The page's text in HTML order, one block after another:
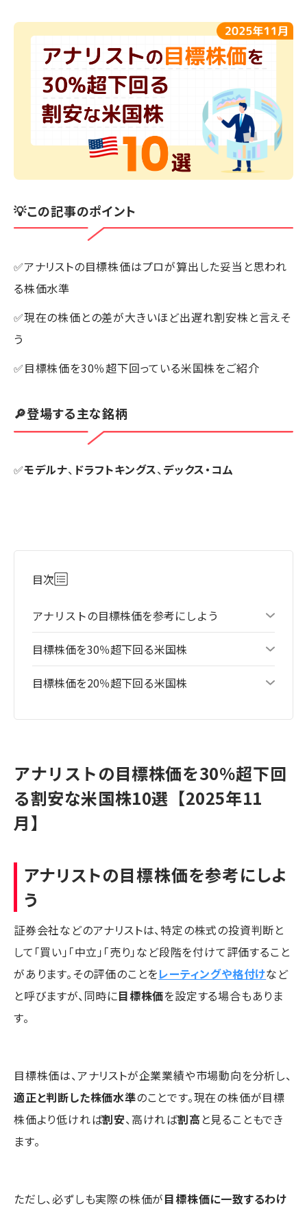
💡この記事のポイント
✅アナリストの目標株価はプロが算出した妥当と思われ
る株価水準
✅現在の株価との差が大きいほど出遅れ割安株と言えそ
う
✅目標株価を30％超下回っている米国株をご紹介
🔎登場する主な銘柄
✅モデルナ、 ドラフトキングス、デックス・コム
目次
アナリストの目標株価を参考にしよう
目標株価を30％超下回る米国株
目標株価を20％超下回る米国株
アナリストの目標株価を30％超下回
る割安な米国株10選【2025年11
月】
アナリストの目標株価を参考にしよ
う
証券会社などのアナリストは、特定の株式の投資判断と
して「買い」「中立」「売り」など段階を付けて評価すること
があります。その評価のことをレーティングや格付けなど
と呼びますが、同時に目標株価を設定する場合もありま
す。
目標株価は、アナリストが企業業績や市場動向を分析し、
適正と判断した株価水準のことです。現在の株価が目標
株価より低ければ割安、高ければ割高 と見ることもでき
ます。
ただし、必ずしも実際の株価が目標株価に一致するわけ